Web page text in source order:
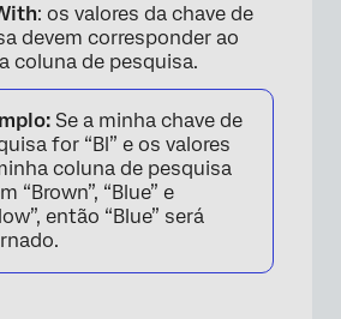
×
: os valores da chave de
devem corresponder ao
coluna de pesquisa.
Se a minha chave de
for “Bl” e os valores
coluna de pesquisa
“Brown”, “Blue” e
então “Blue” será